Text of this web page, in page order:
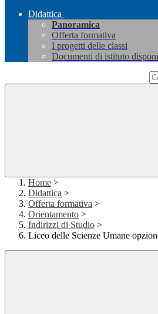
Didattica
Panoramica
Offerta formativa
I progetti delle classi
Documenti di istituto
Home >
Didattica >
Offerta formativa >
Orientamento >
Indirizzi di Studio >
Liceo delle Scienze Umane